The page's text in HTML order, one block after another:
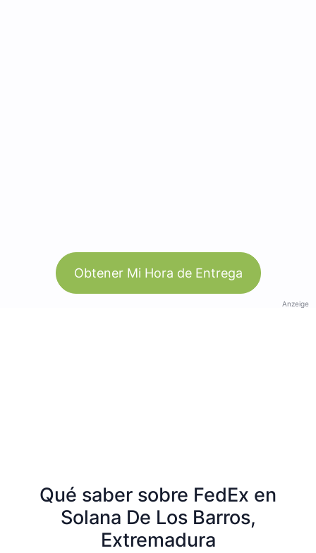
Obtener Mi Hora de Entrega
Anzeige
Qué saber sobre FedEx en
Solana De Los Barros,
Extremadura